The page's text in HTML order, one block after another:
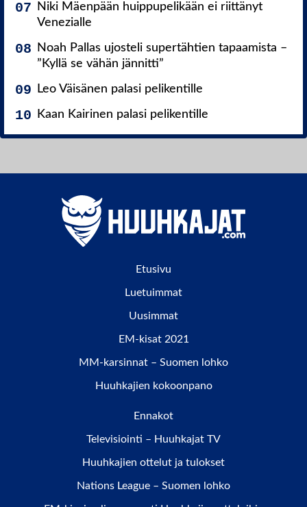
Niki Mäenpään huippupelikään ei riittänyt
Venezialle
Noah Pallas ujosteli supertähtien tapaamista –
”Kyllä se vähän jännitti”
Leo Väisänen palasi pelikentille
Kaan Kairinen palasi pelikentille
Etusivu
Luetuimmat
Uusimmat
EM-kisat 2021
MM-karsinnat – Suomen lohko
Huuhkajien kokoonpano
Ennakot
Televisiointi – Huuhkajat TV
Huuhkajien ottelut ja tulokset
Nations League – Suomen lohko